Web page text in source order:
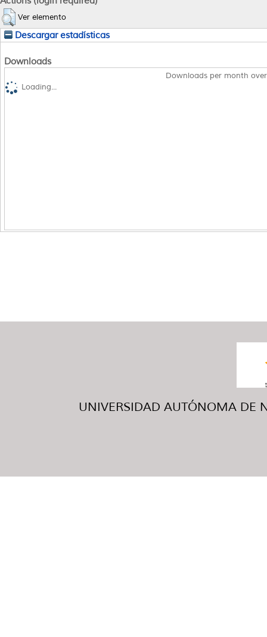
Ver elemento
Descargar estadísticas
Downloads
Downloads per month
Loading...
UNIVERSIDAD AUTÓNOMA DE